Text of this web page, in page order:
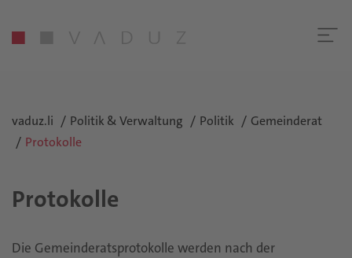
vaduz.li Politik & Verwaltung Politik
Gemeinderat
Protokolle
Protokolle
Die Gemeinderatsprotokolle werden nach der